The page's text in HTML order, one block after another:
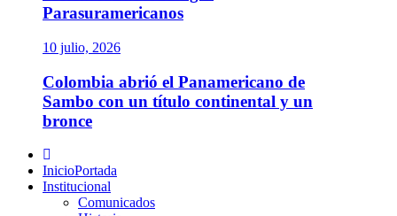
Parasuramericanos
10 julio, 2026
Colombia abrió el Panamericano de
Sambo con un título continental y un
bronce
Menú
principalInicioPortada
Institucional
Comunicados